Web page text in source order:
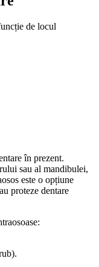
de locul
în prezent.
sau al mandibulei,
este o opțiune
proteze dentare